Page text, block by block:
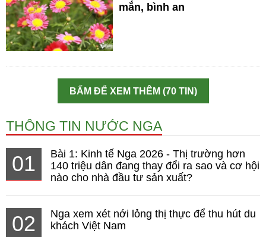
mắn, bình an
BẤM ĐỂ XEM THÊM (70 TIN)
THÔNG TIN NƯỚC NGA
01
Bài 1: Kinh tế Nga 2026 - Thị trường hơn
140 triệu dân đang thay đổi ra sao và cơ hội
nào cho nhà đầu tư sản xuất?
02
Nga xem xét nới lỏng thị thực để thu hút du
khách Việt Nam